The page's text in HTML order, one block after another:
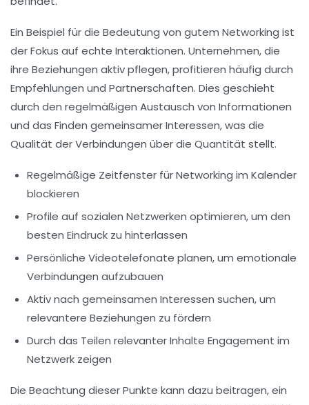
Ein Beispiel für die Bedeutung von gutem Networking ist
der Fokus auf echte Interaktionen. Unternehmen, die
ihre Beziehungen aktiv pflegen, profitieren häufig durch
Empfehlungen und Partnerschaften. Dies geschieht
durch den regelmäßigen Austausch von Informationen
und das Finden gemeinsamer Interessen, was die
Qualität der Verbindungen über die Quantität stellt.
Regelmäßige Zeitfenster für Networking im Kalender
blockieren
Profile auf sozialen Netzwerken optimieren, um den
besten Eindruck zu hinterlassen
Persönliche Videotelefonate planen, um emotionale
Verbindungen aufzubauen
Aktiv nach gemeinsamen Interessen suchen, um
relevantere Beziehungen zu fördern
Durch das Teilen relevanter Inhalte Engagement im
Netzwerk zeigen
Die Beachtung dieser Punkte kann dazu beitragen, ein